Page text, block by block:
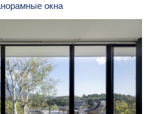
окна